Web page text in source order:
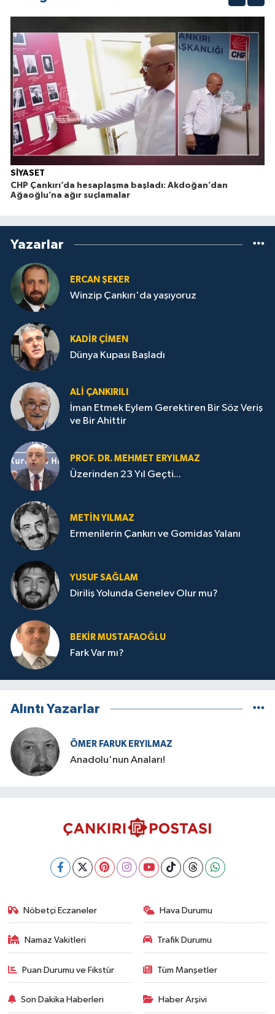
SİYASET
CHP Çankırı’da hesaplaşma başladı: Akdoğan’dan
Ağaoğlu’na ağır suçlamalar
Yazarlar
ERCAN ŞEKER
Winzip Çankırı'da yaşıyoruz
KADIR ÇIMEN
Dünya Kupası Başladı
ALI ÇANKIRILI
İman Etmek Eylem Gerektiren Bir Söz Veriş
ve Bir Ahittir
PROF. DR. MEHMET ERYILMAZ
Üzerinden 23 Yıl Geçti...
METIN YILMAZ
Ermenilerin Çankırı ve Gomidas Yalanı
YUSUF SAĞLAM
Diriliş Yolunda Genelev Olur mu?
BEKIR MUSTAFAOĞLU
Fark Var mı?
Alıntı Yazarlar
ÖMER FARUK ERYILMAZ
Anadolu'nun Anaları!
Nöbetçi Eczaneler Hava Durumu
Namaz Vakitleri Trafik Durumu
Puan Durumu ve Fikstür Tüm Manşetler
Son Dakika Haberleri Haber Arşivi